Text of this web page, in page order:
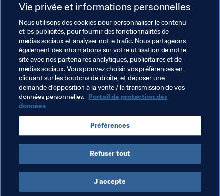
Droits de l'homme et lutte contre
la discrimination
Santé et médical
Initiatives en matière de
formation
CONDITIONS D'UTILISATION
PORTAIL DE LA FIFA SUR LA PROTECTION DES DONNÉES
TÉLÉCHARGEMENTS
PARAMÈTRAGE DES COOKIES
Droits d'auteur © 1994 - 2025 FIFA. Tous les droits sont réservés.
Cookie Settings
Vie privée et informations personnelles
Nous utilisons des cookies pour personnaliser le contenu
et les publicités, pour fournir des fonctionnalités de
médias sociaux et analyser notre trafic. Nous partageons
également des informations sur votre utilisation de notre
site avec nos partenaires analytiques, publicitaires et de
médias sociaux. Vous pouvez choisir vos préférences en
cliquant sur les boutons de droite, et déposer une
demande d’opposition à la vente / la transmission de vos
données personnelles. Portail de protection des
données
Préférences
Refuser tout
J’accepte